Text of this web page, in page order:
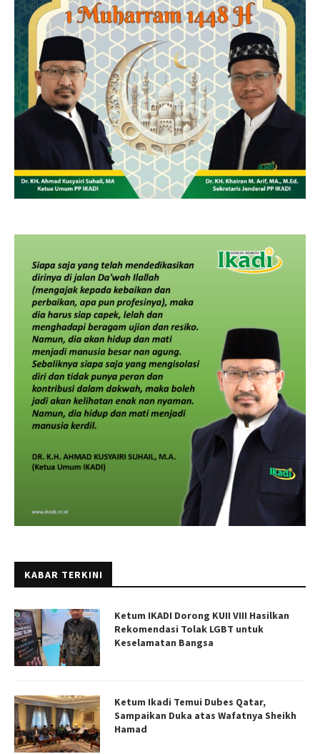
KABAR TERKINI
Ketum IKADI Dorong KUII VIII Hasilkan
Rekomendasi Tolak LGBT untuk
Keselamatan Bangsa
Ketum Ikadi Temui Dubes Qatar,
Sampaikan Duka atas Wafatnya Sheikh
Hamad